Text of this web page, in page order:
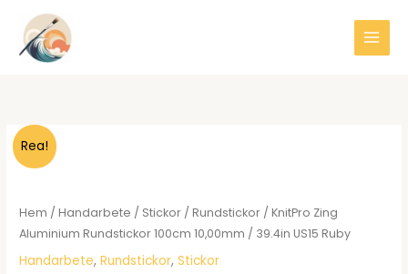
Hoppa
innehåll
Rea!
Hem /Handarbete / Stickor /Rundstickor / KnitPro Zing
Aluminium Rundstickor 100cm 10,00mm / 39.4in US15 Ruby
Handarbete,Rundstickor,Stickor